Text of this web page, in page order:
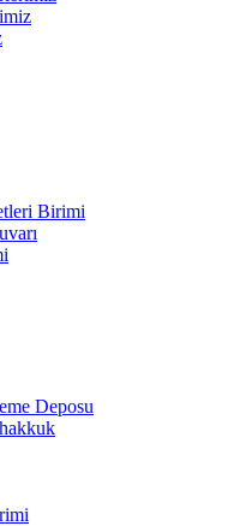
Birimi
Deposu